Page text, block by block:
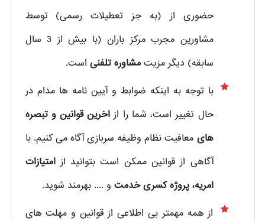
حضوری از
(به جز تعطیلات رسمی) توسط
مشاورین مجرب مرکز باران (با بیش از 3 سال
سابقه) دیگر مزیتمشاوره تلفنی است.
با توجه به اینکه ضوابط و آیین نامه ها مدام در
حال تغییر است، شما را از اخرین قوانین و تبصره
های معافیت نظام وظیفه سربازی آگاه می کنیم. با
آگاهی از قوانین ممکن است بتوانید از امتیازات
امریه، پروژه کسری خدمت و .... بهرمند شوید.
از همه مهمتر بی اطلاعی از قوانین و مهلت های